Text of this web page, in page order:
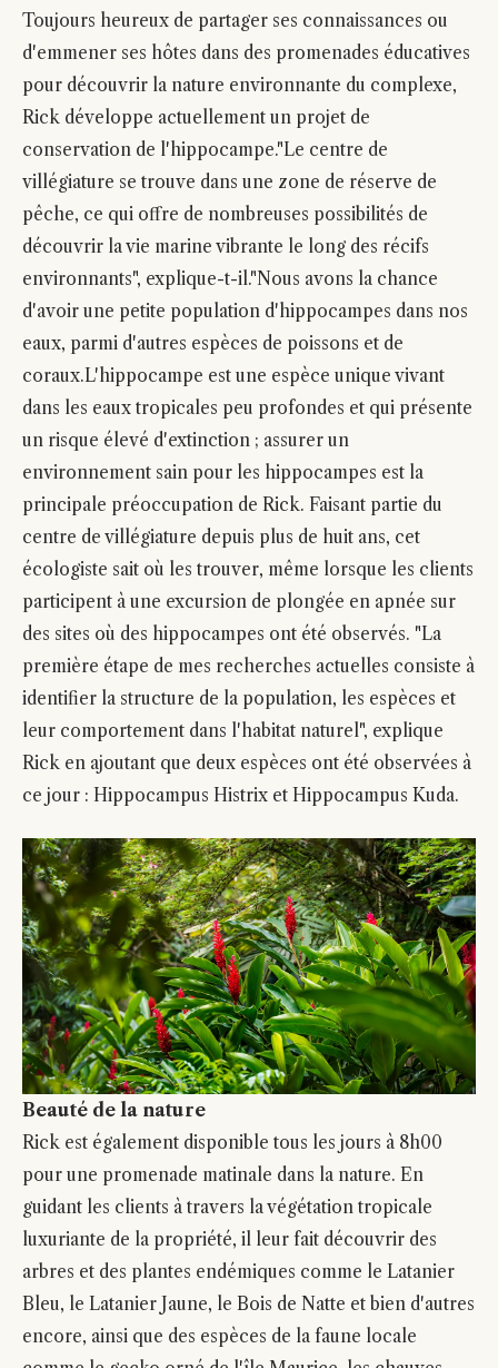
Toujours heureux de partager ses connaissances ou
d'emmener ses hôtes dans des promenades éducatives
pour découvrir la nature environnante du complexe,
Rick développe actuellement un projet de
conservation de l'hippocampe."Le centre de
villégiature se trouve dans une zone de réserve de
pêche, ce qui offre de nombreuses possibilités de
découvrir la vie marine vibrante le long des récifs
environnants", explique-t-il."Nous avons la chance
d'avoir une petite population d'hippocampes dans nos
eaux, parmi d'autres espèces de poissons et de
coraux.L'hippocampe est une espèce unique vivant
dans les eaux tropicales peu profondes et qui présente
un risque élevé d'extinction ; assurer un
environnement sain pour les hippocampes est la
principale préoccupation de Rick. Faisant partie du
centre de villégiature depuis plus de huit ans, cet
écologiste sait où les trouver, même lorsque les clients
participent à une excursion de plongée en apnée sur
des sites où des hippocampes ont été observés. "La
première étape de mes recherches actuelles consiste à
identifier la structure de la population, les espèces et
leur comportement dans l'habitat naturel", explique
Rick en ajoutant que deux espèces ont été observées à
ce jour : Hippocampus Histrix et Hippocampus Kuda.
Beauté de la nature
Rick est également disponible tous les jours à 8h00
pour une promenade matinale dans la nature. En
guidant les clients à travers la végétation tropicale
luxuriante de la propriété, il leur fait découvrir des
arbres et des plantes endémiques comme le Latanier
Bleu, le Latanier Jaune, le Bois de Natte et bien d'autres
encore, ainsi que des espèces de la faune locale